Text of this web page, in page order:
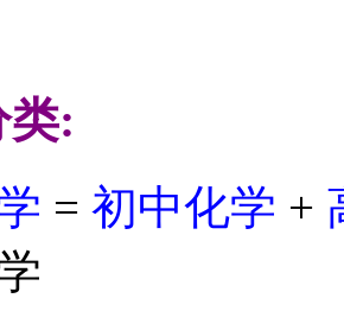
:
= 初中化学 +